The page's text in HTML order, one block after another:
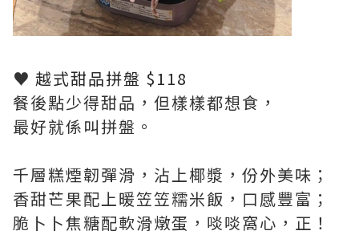
♥ 越式甜品拼盤 $118
餐後點少得甜品，但樣樣都想食，
最好就係叫拼盤。
千層糕煙韌彈滑，沾上椰漿，份外美味；
香甜芒果配上暖笠笠糯米飯，口感豐富；
脆卜卜焦糖配軟滑燉蛋，啖啖窩心，正！